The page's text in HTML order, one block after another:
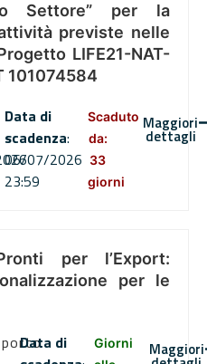
Settore” per la
previste nelle
LIFE21-NAT-
101074584
Data di
scadenza:
06/07/2026
23:59
Scaduto
da:
33
giorni
Maggiori
dettagli
per l’Export:
per le
Data di
Giorni
Maggiori